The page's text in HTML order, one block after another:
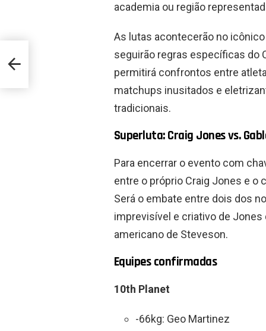
academia ou região
As lutas acontecerão no
seguirão regras específicas do
permitirá confrontos entre
matchups inusitados e
tradicionais.
Superluta: Craig Jones vs.
Para encerrar o evento com
entre o próprio Craig Jones e o
Será o embate entre dois dos
imprevisível e criativo de
americano de Steveson.
Equipes confirmadas
10th Planet
-66kg: Geo Martinez